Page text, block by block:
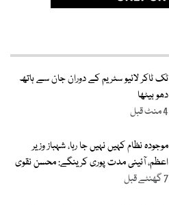
ٹک ٹاکر لائیو سٹریم کے دوران جان سے ہاتھ
دھو بیٹھا
4 منٹ قبل
موجودہ نظام کہیں نہیں جا رہا، شہباز وزیر
اعظم، آئینی مدت پوری کرینگے: محسن نقوی
7 گھنٹے قبل